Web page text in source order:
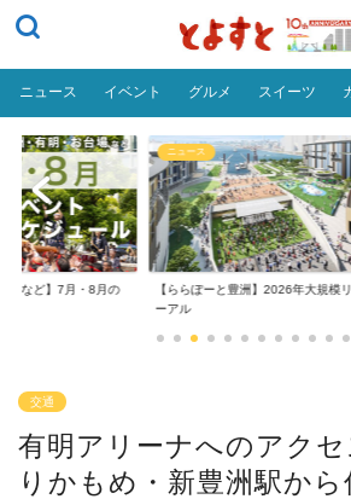
ニュース イベント グルメ スイーツ
場など】7月・8月の
ニュース
【ららぽーと豊洲】2026年大規模
ーアル
交通
有明アリーナへのアク
りかもめ・新豊洲駅か